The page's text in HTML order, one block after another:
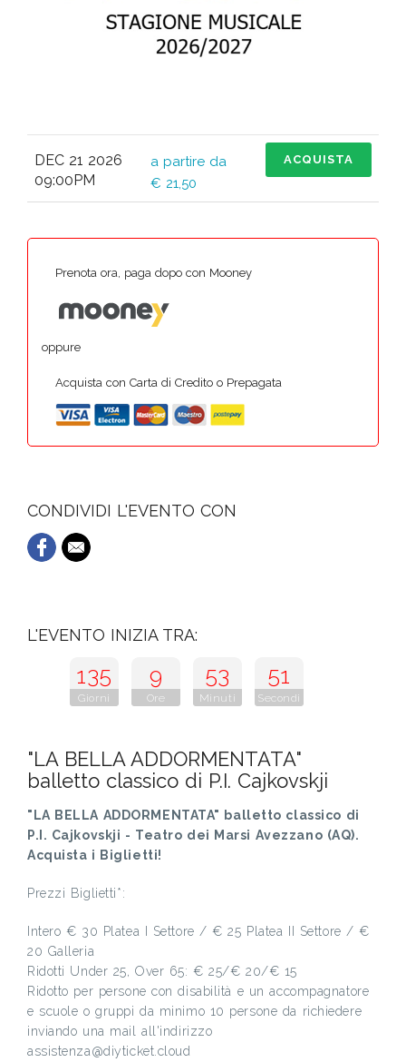
DEC 21 2026
09:00PM
a partire da
€ 21,50
ACQUISTA
Prenota ora, paga dopo con Mooney
oppure
Acquista con Carta di Credito o Prepagata
CONDIVIDI L'EVENTO CON
L'EVENTO INIZIA TRA:
135
Giorni
9
Ore
53
Minuti
50
Secondi
"LA BELLA ADDORMENTATA"
balletto classico di P.I. Cajkovskji
"LA BELLA ADDORMENTATA" balletto classico di
P.I. Cajkovskji - Teatro dei Marsi Avezzano (AQ).
Acquista i Biglietti!
Prezzi Biglietti*:
Intero € 30 Platea I Settore / € 25 Platea II Settore / €
20 Galleria
Ridotti Under 25, Over 65: € 25/€ 20/€ 15
Ridotto per persone con disabilità e un accompagnatore
e scuole o gruppi da minimo 10 persone da richiedere
inviando una mail all'indirizzo
assistenza@diyticket.cloud